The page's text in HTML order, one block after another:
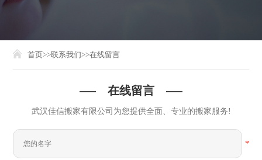
首页>>联系我们>>在线留言
在线留言
武汉佳信搬家有限公司为您提供全面、专业的搬家服务!
*